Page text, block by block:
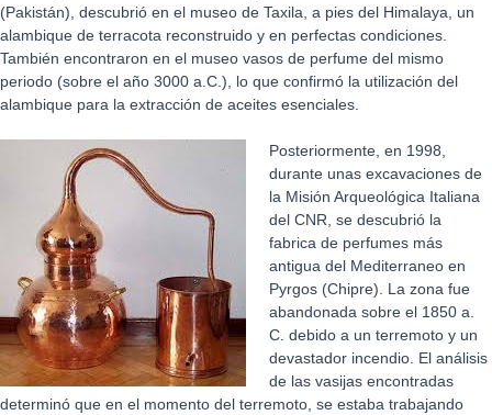
(Pakistán), descubrió en el museo de Taxila, a pies del Himalaya, un
alambique de terracota reconstruido y en perfectas condiciones.
También encontraron en el museo vasos de perfume del mismo
periodo (sobre el año 3000 a.C.), lo que confirmó la utilización del
alambique para la extracción de aceites esenciales.
Posteriormente, en 1998,
durante unas excavaciones de
la Misión Arqueológica Italiana
del CNR, se descubrió la
fabrica de perfumes más
antigua del Mediterraneo en
Pyrgos (Chipre). La zona fue
abandonada sobre el 1850 a.
C. debido a un terremoto y un
devastador incendio. El análisis
de las vasijas encontradas
determinó que en el momento del terremoto, se estaba trabajando